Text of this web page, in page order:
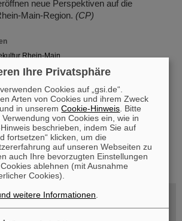
neue Perspektiven auf die
Main-Region. (CP)
Rhein-Main
GSI/FAIR
facebook
Ihre Privatsphäre
Cookies auf „gsi.de“.
Arten von Cookies und ihrem Zweck
in unseremCookie-Hinweis . Bitte
von Cookies ein, wie in
beschrieben, indem Sie auf
fortsetzen“ klicken, um die
auf unseren Webseiten zu
auch Ihre bevorzugten Einstellungen
ablehnen (mit Ausnahme
Cookies).
weitere Informationen